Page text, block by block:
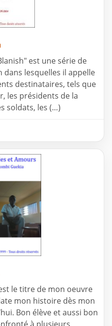
est une série de
lesquelles il appelle
destinataires, tels que
les présidents de la
soldats, les (…)
le titre de mon oeuvre
mon histoire dès mon
Bon élève et aussi bon